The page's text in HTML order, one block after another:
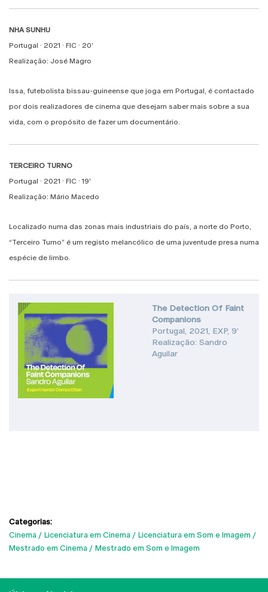
NHA SUNHU
Portugal · 2021 · FIC · 20’
Realização: José Magro
Issa, futebolista bissau-guineense que joga em Portugal, é contactado
por dois realizadores de cinema que desejam saber mais sobre a sua
vida, com o propósito de fazer um documentário.
TERCEIRO TURNO
Portugal · 2021 · FIC · 19'
Realização: Mário Macedo
Localizado numa das zonas mais industriais do país, a norte do Porto,
“Terceiro Turno” é um registo melancólico de uma juventude presa numa
espécie de limbo.
The Detection Of Faint
Companions
Portugal, 2021, EXP, 9'
Realização: Sandro
Aguilar
Categorias:
Cinema
Licenciatura em Cinema
Licenciatura em Som e Imagem
Mestrado em Cinema
Mestrado em Som e Imagem